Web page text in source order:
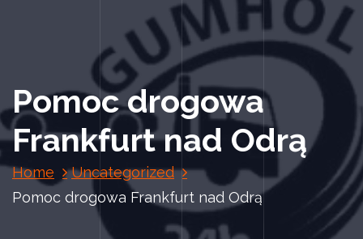
Pomoc drogowa
Frankfurt nad Odrą
Home
Uncategorized
Pomoc drogowa Frankfurt nad Odrą